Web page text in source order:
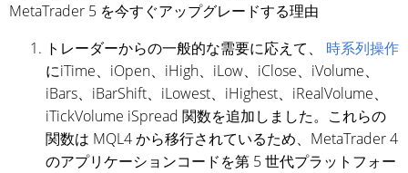
MetaTrader 5 を今すぐアップグレードする理由
トレーダーからの一般的な需要に応えて、 時系列操作
にiTime、iOpen、iHigh、iLow、iClose、iVolume、
iBars、iBarShift、iLowest、iHighest、iRealVolume、
iTickVolume iSpread 関数を追加しました。これらの
関数は MQL4 から移行されているため、MetaTrader 4
のアプリケーションコードを第 5 世代プラットフォー